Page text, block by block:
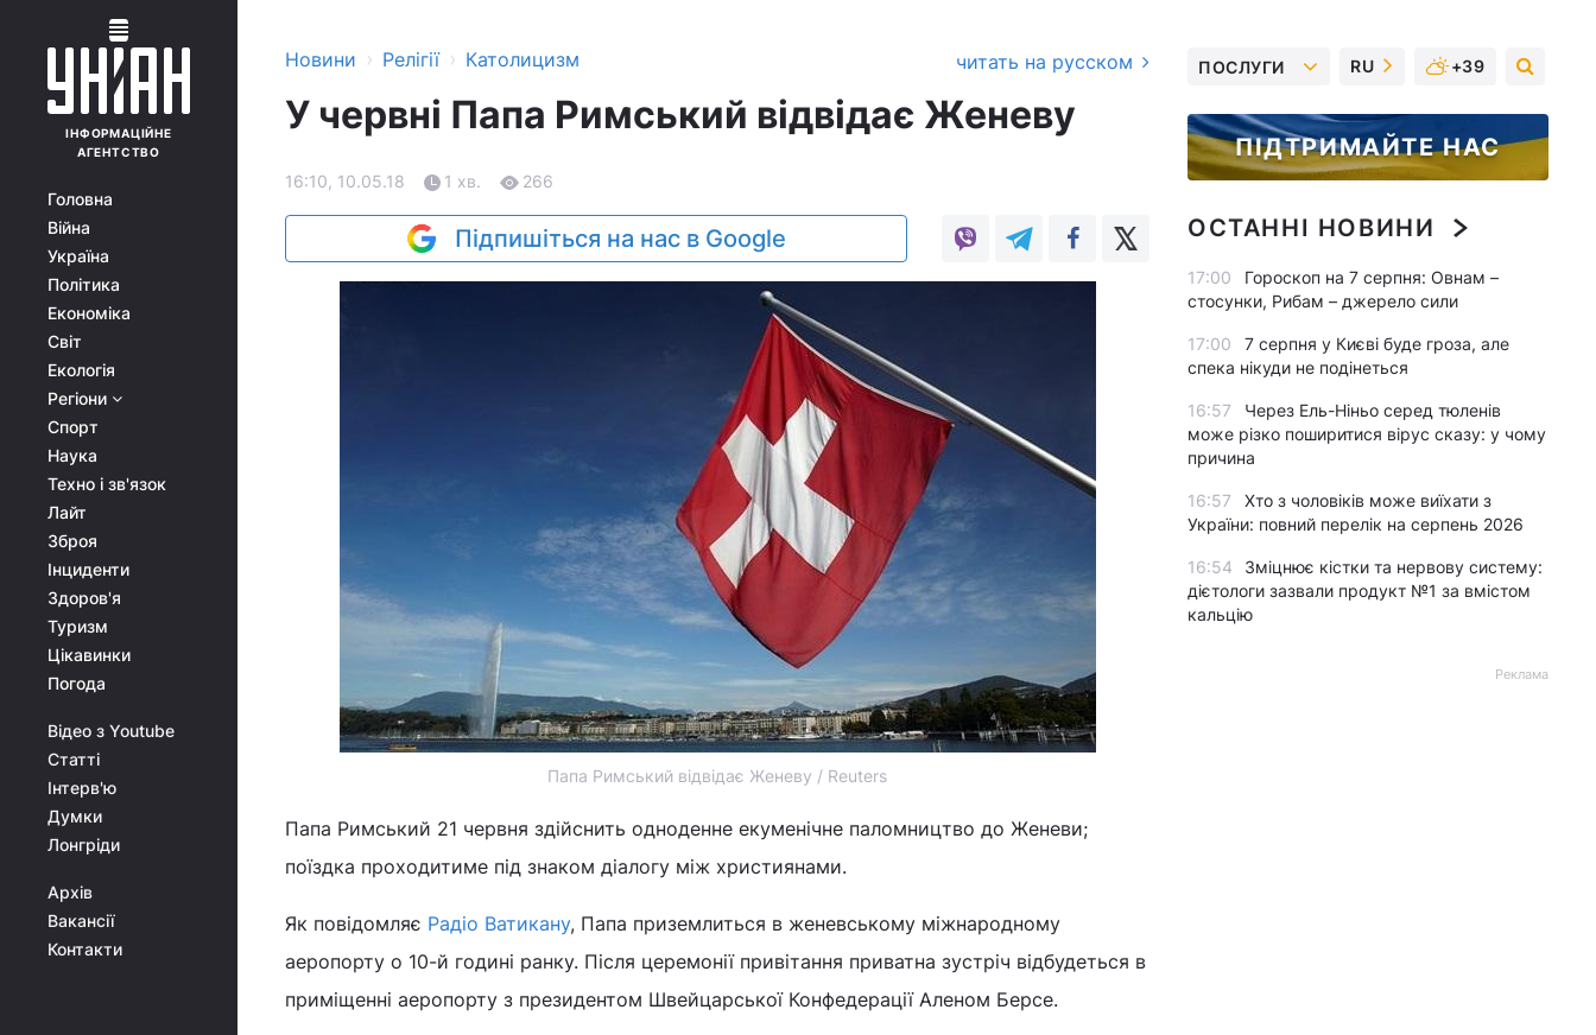
ІНФОРМАЦІЙНЕ
АГЕНТСТВО
Головна
Війна
Україна
Політика
Економіка
Світ
Екологія
Регіони
Спорт
Наука
Техно і зв'язок
Лайт
Зброя
Інциденти
Здоров'я
Туризм
Цікавинки
Погода
Відео з Youtube
Статті
Інтерв'ю
Думки
Лонгріди
Архів
Вакансії
Контакти
Новини › Релігії › Католицизм читать на русском
У червні Папа Римський відвідає Женеву
16:10, 10.05.18 1 хв. 266
Підпишіться на нас в Google
Папа Римський відвідає Женеву / Reuters
Папа Римський 21 червня здійснить одноденне екуменічне паломництво до Женеви;
поїздка проходитиме під знаком діалогу між християнами.
Як повідомляє Радіо Ватикану, Папа приземлиться в женевському міжнародному
аеропорту о 10-й годині ранку. Після церемонії привітання приватна зустріч відбудеться в
приміщенні аеропорту з президентом Швейцарської Конфедерації Аленом Берсе.
ПОСЛУГИ RU +39
ПІДТРИМАЙТЕ НАС
ОСТАННІ НОВИНИ
17:00
Гороскоп на 7 серпня: Овнам –
стосунки, Рибам – джерело сили
17:00
7 серпня у Києві буде гроза, але
спека нікуди не подінеться
16:57
Через Ель-Ніньо серед тюленів
може різко поширитися вірус сказу: у чому
причина
16:57
Хто з чоловіків може виїхати з
України: повний перелік на серпень 2026
16:54
Зміцнює кістки та нервову систему:
дієтологи зазвали продукт №1 за вмістом
кальцію
Реклама